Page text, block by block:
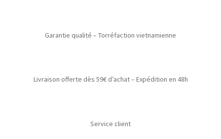
Garantie qualité – Torréfaction vietnamienne
Livraison offerte dès 59€ d’achat – Expédition en 48h
Service client